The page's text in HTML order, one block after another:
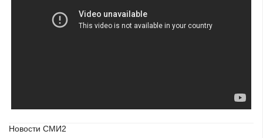
Новости СМИ2